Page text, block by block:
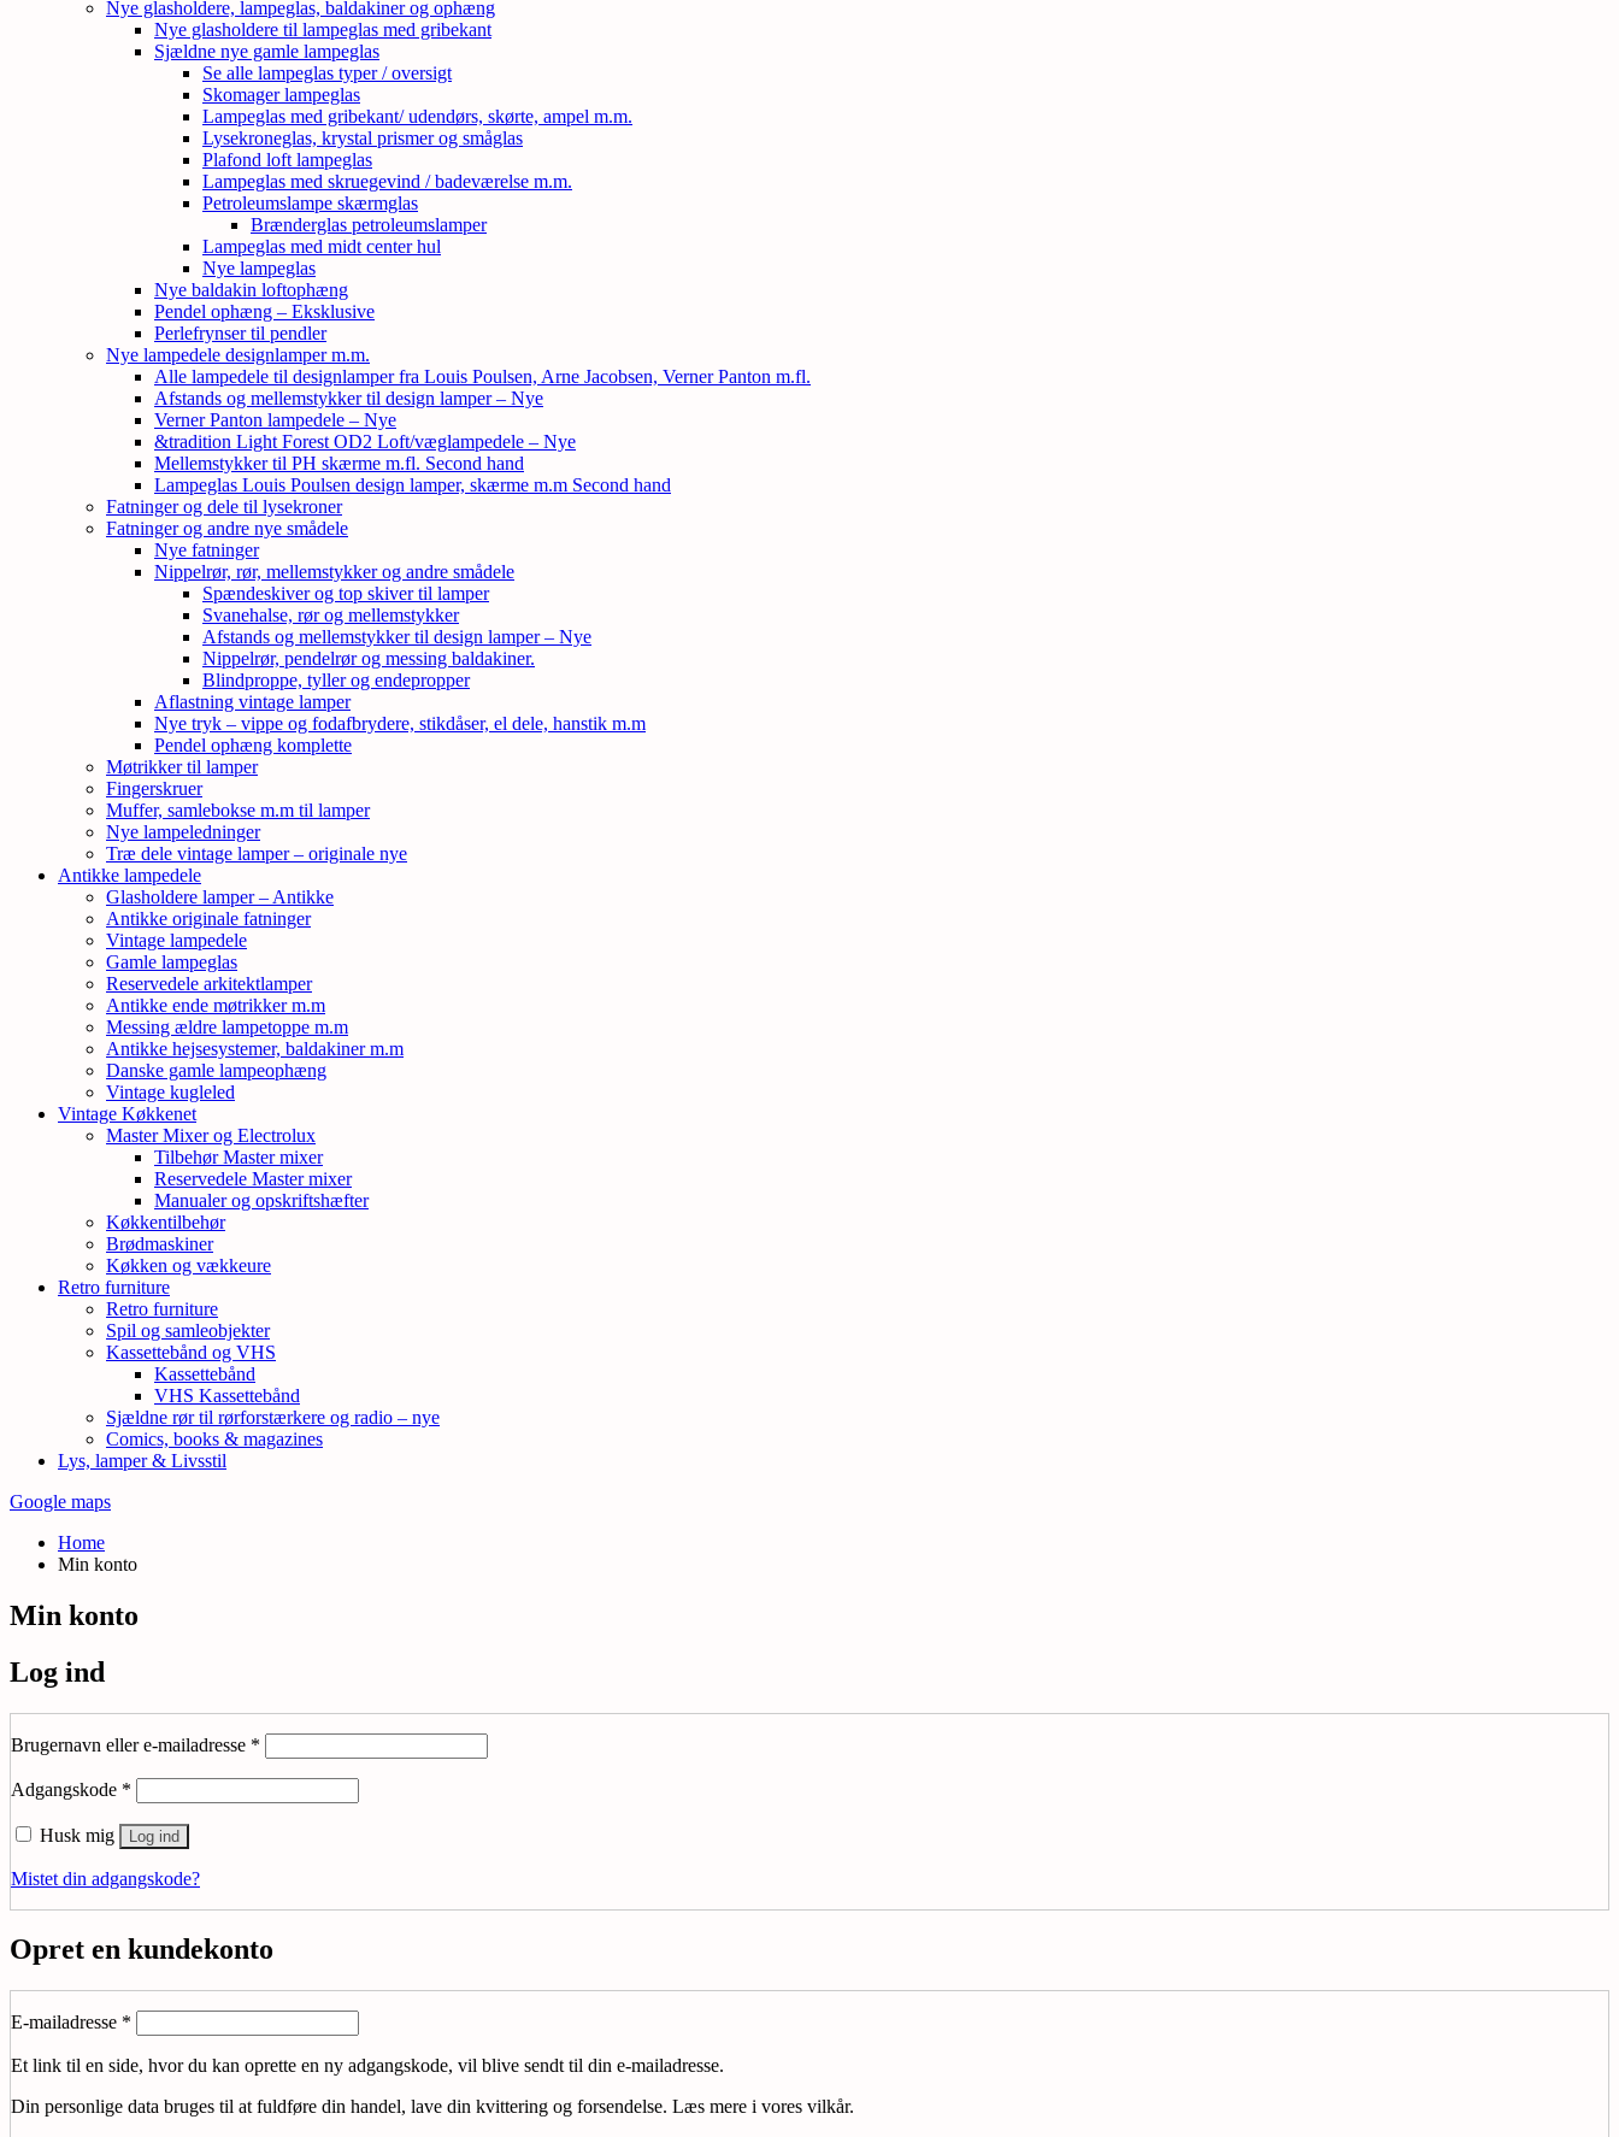
Nye glasholdere, lampeglas, baldakiner og ophæng
Nye glasholdere til lampeglas med gribekant
Sjældne nye gamle lampeglas
Se alle lampeglas typer / oversigt
Skomager lampeglas
Lampeglas med gribekant/ udendørs, skørte, ampel m.m.
Lysekroneglas, krystal prismer og småglas
Plafond loft lampeglas
Lampeglas med skruegevind / badeværelse m.m.
Petroleumslampe skærmglas
Brænderglas petroleumslamper
Lampeglas med midt center hul
Nye lampeglas
Nye baldakin loftophæng
Pendel ophæng – Eksklusive
Perlefrynser til pendler
Nye lampedele designlamper m.m.
Alle lampedele til designlamper fra Louis Poulsen, Arne Jacobsen, Verner Panton m.fl.
Afstands og mellemstykker til design lamper – Nye
Verner Panton lampedele – Nye
&tradition Light Forest OD2 Loft/væglampedele – Nye
Mellemstykker til PH skærme m.fl. Second hand
Lampeglas Louis Poulsen design lamper, skærme m.m Second hand
Fatninger og dele til lysekroner
Fatninger og andre nye smådele
Nye fatninger
Nippelrør, rør, mellemstykker og andre smådele
Spændeskiver og top skiver til lamper
Svanehalse, rør og mellemstykker
Afstands og mellemstykker til design lamper – Nye
Nippelrør, pendelrør og messing baldakiner.
Blindproppe, tyller og endepropper
Aflastning vintage lamper
Nye tryk – vippe og fodafbrydere, stikdåser, el dele, hanstik m.m
Pendel ophæng komplette
Møtrikker til lamper
Fingerskruer
Muffer, samlebokse m.m til lamper
Nye lampeledninger
Træ dele vintage lamper – originale nye
Antikke lampedele
Glasholdere lamper – Antikke
Antikke originale fatninger
Vintage lampedele
Gamle lampeglas
Reservedele arkitektlamper
Antikke ende møtrikker m.m
Messing ældre lampetoppe m.m
Antikke hejsesystemer, baldakiner m.m
Danske gamle lampeophæng
Vintage kugleled
Vintage Køkkenet
Master Mixer og Electrolux
Tilbehør Master mixer
Reservedele Master mixer
Manualer og opskriftshæfter
Køkkentilbehør
Brødmaskiner
Køkken og vækkeure
Retro furniture
Retro furniture
Spil og samleobjekter
Kassettebånd og VHS
Kassettebånd
VHS Kassettebånd
Sjældne rør til rørforstærkere og radio – nye
Comics, books & magazines
Lys, lamper & Livsstil
Google maps
Home
Min konto
Min konto
Log ind
Brugernavn eller e-mailadresse *
Adgangskode *
Husk mig Log ind
Mistet din adgangskode?
Opret en kundekonto
E-mailadresse *
Et link til en side, hvor du kan oprette en ny adgangskode, vil blive sendt til din e-mailadresse.
Din personlige data bruges til at fuldføre din handel, lave din kvittering og forsendelse. Læs mere i vores vilkår.